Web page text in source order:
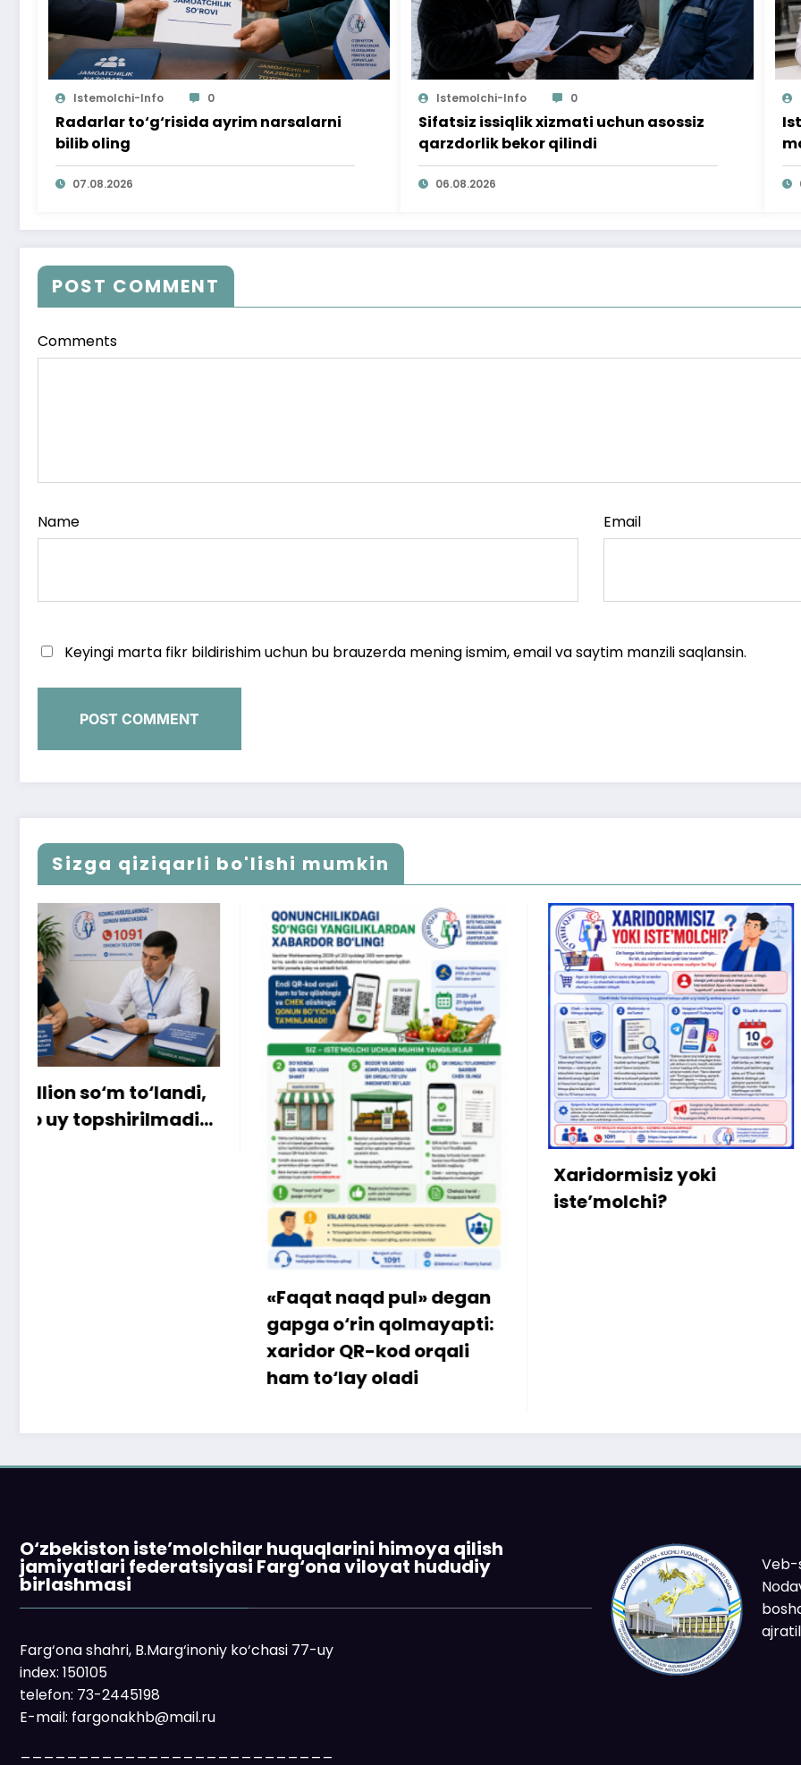
Istemolchi-Info 0
Radarlar to‘g‘risida ayrim narsalarni
bilib oling
07.08.2026
Istemolchi-Info 0
Sifatsiz issiqlik xizmati uchun asossiz
qarzdorlik bekor qilindi
06.08.2026
POST COMMENT
Comments
Name Email
Keyingi marta fikr bildirishim uchun bu brauzerda mening ismim, email va saytim manzili saqlansin.
Sizga qiziqarli bo'lishi mumkin
«Faqat naqd pul» degan
gapga o‘rin qolmayapti:
Xaridormisiz yoki
iste’molchi?
Xonadonning sobiq
mulkdoridan
bo‘lib o‘tgan
qarzdorlikka aniqlik
kiritildi
O‘zbekiston iste’molchilar huquqlarini himoya qilish
jamiyatlari federatsiyasi Farg‘ona viloyat hududiy
birlashmasi
Farg‘ona shahri, B.Marg‘inoniy ko‘chasi 77-uy
index: 150105
telefon: 73-2445198
E-mail: fargonakhb@mail.ru
Veb-